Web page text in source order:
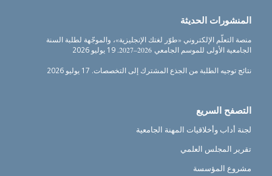
المنشورات الحديثة
منصة التعلّم الإلكتروني «طوّر لغتك الإنجليزية»، والموجّهة لطلبة السنة
الجامعية الأولى للموسم الجامعي 2026–2027.
19 يوليو 2026
نتائج توجيه الطلبة من الجذع المشترك إلى التخصصات. 17 يوليو 2026
التصفح السريع
لجنة أداب وأخلاقيات المهنة الجامعية
تقرير المجلس العلمي
مشروع المؤسسة